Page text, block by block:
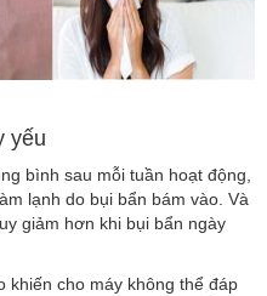
yếu
bình sau mỗi tuần hoạt động,
lạnh do bụi bẩn bám vào. Và
giảm hơn khi bụi bẩn ngày
khiến cho máy không thể đáp